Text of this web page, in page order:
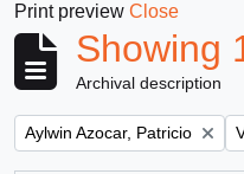
Print preview Close
Showing
Archival description
Remove filter:
Aylwin Azocar, Patricio